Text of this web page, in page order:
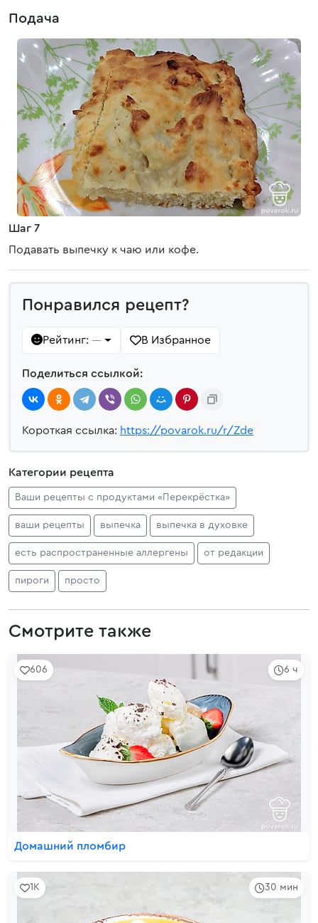
Подача
Шаг 7
Подавать выпечку к чаю или кофе.
Понравился рецепт?
Рейтинг: — В Избранное
Поделиться ссылкой:
Короткая ссылка: https://povarok.ru/r/Zde
Категории рецепта
Ваши рецепты с продуктами «Перекрёстка»
ваши рецепты выпечка выпечка в духовке
есть распространенные аллергены от редакции
пироги просто
Смотрите также
6 ч
606
Домашний пломбир
30 мин
1K